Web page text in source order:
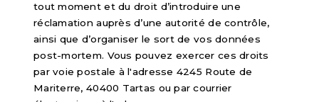
tout moment et du droit d’introduire une
réclamation auprès d’une autorité de contrôle,
ainsi que d’organiser le sort de vos données
post-mortem. Vous pouvez exercer ces droits
par voie postale à l'adresse 4245 Route de
Mariterre, 40400 Tartas ou par courrier